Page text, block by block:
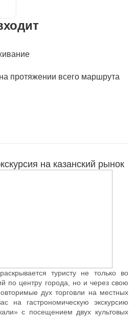
протяжении всего маршрута
на казанский рынок
туристу не только во
по центру города, но и через свою
дух торговли на местных
на гастрономическую экскурсию
с посещением двух культовых